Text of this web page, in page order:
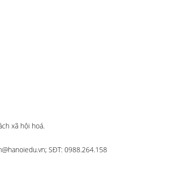
xã hội hoá.
SĐT: 0988.264.158